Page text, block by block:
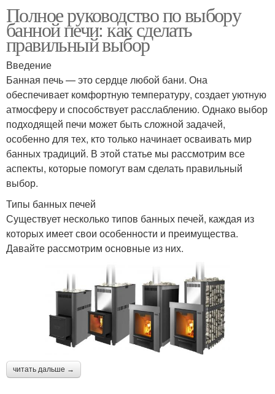
Полное руководство по выбору
банной печи: как сделать
правильный выбор
Введение
Банная печь — это сердце любой бани. Она
обеспечивает комфортную температуру, создает уютную
атмосферу и способствует расслаблению. Однако выбор
подходящей печи может быть сложной задачей,
особенно для тех, кто только начинает осваивать мир
банных традиций. В этой статье мы рассмотрим все
аспекты, которые помогут вам сделать правильный
выбор.
Типы банных печей
Существует несколько типов банных печей, каждая из
которых имеет свои особенности и преимущества.
Давайте рассмотрим основные из них.
читать дальше →